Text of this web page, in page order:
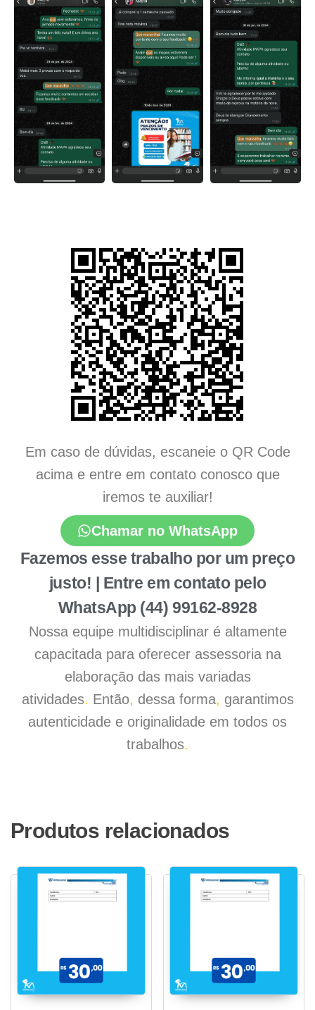
Em caso de dúvidas, escaneie o QR Code
acima e entre em contato conosco que
iremos te auxiliar!
Chamar no WhatsApp
Fazemos esse trabalho por um preço
justo! | Entre em contato pelo
WhatsApp (44) 99162-8928
Nossa equipe multidisciplinar é altamente
capacitada para oferecer assessoria na
elaboração das mais variadas
atividades. Então, dessa forma, garantimos
autenticidade e originalidade em todos os
trabalhos.
Produtos relacionados